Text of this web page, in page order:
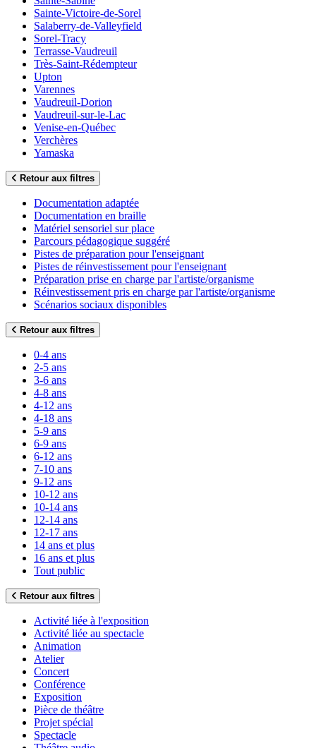
Sainte-Victoire-de-Sorel
Salaberry-de-Valleyfield
Sorel-Tracy
Terrasse-Vaudreuil
Très-Saint-Rédempteur
Upton
Varennes
Vaudreuil-Dorion
Vaudreuil-sur-le-Lac
Venise-en-Québec
Verchères
Yamaska
Retour aux filtres
Documentation adaptée
Documentation en braille
Matériel sensoriel sur place
Parcours pédagogique suggéré
Pistes de préparation pour l'enseignant
Pistes de réinvestissement pour l'enseignant
Préparation prise en charge par l'artiste/organisme
Réinvestissement pris en charge par l'artiste/organisme
Scénarios sociaux disponibles
Retour aux filtres
0-4 ans
2-5 ans
3-6 ans
4-8 ans
4-12 ans
4-18 ans
5-9 ans
6-9 ans
6-12 ans
7-10 ans
9-12 ans
10-12 ans
10-14 ans
12-14 ans
12-17 ans
14 ans et plus
16 ans et plus
Tout public
Retour aux filtres
Activité liée à l'exposition
Activité liée au spectacle
Animation
Atelier
Concert
Conférence
Exposition
Pièce de théâtre
Projet spécial
Spectacle